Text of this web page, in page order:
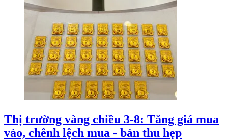
Thị trường vàng chiều 3-8: Tăng giá mua
vào, chênh lệch mua - bán thu hẹp